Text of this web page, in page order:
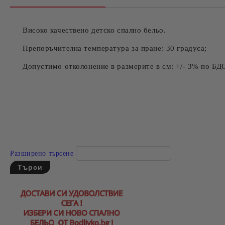
Високо качествено детско спално бельо.
Препоръчителна температура за пране: 30 градуса;
Допустимо отколонение в размерите в см: +/- 3% по
Разширено търсене